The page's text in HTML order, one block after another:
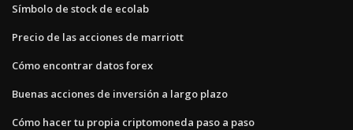
Símbolo de stock de ecolab
Precio de las acciones de marriott
Cómo encontrar datos forex
Buenas acciones de inversión a largo plazo
Cómo hacer tu propia criptomoneda paso a paso